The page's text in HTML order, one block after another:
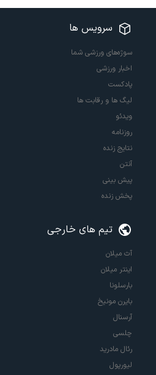
سرویس ها
سوژه‌های ورزشی شما
اخبار ورزشی
پادکست
لیگ ها و رقابت ها
ویدئو
روزنامه
نتایج زنده
آنتن
پیش بینی
پخش زنده
تیم های خارجی
آث میلان
اینتر میلان
بارسلونا
بایرن مونیخ
آرسنال
چلسی
رئال مادرید
لیورپول